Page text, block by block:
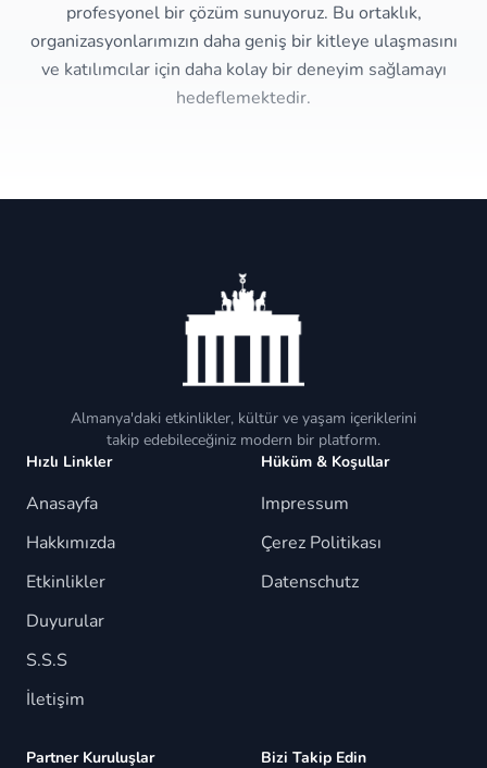
profesyonel bir çözüm sunuyoruz. Bu ortaklık,
organizasyonlarımızın daha geniş bir kitleye ulaşmasını
ve katılımcılar için daha kolay bir deneyim sağlamayı
hedeflemektedir.
Almanya'daki etkinlikler, kültür ve yaşam içeriklerini
takip edebileceğiniz modern bir platform.
Hızlı Linkler
Anasayfa
Hakkımızda
Etkinlikler
Duyurular
S.S.S
İletişim
Hüküm & Koşullar
Impressum
Çerez Politikası
Datenschutz
Partner Kuruluşlar Bizi Takip Edin